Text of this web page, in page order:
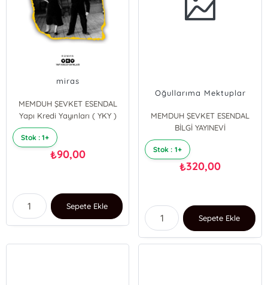
miras
MEMDUH ŞEVKET ESENDAL
Yapı Kredi Yayınları ( YKY )
Stok : 1+
₺90,00
Sepete Ekle
Oğullarıma Mektuplar
MEMDUH ŞEVKET ESENDAL
BİLGİ YAYINEVİ
Stok : 1+
₺320,00
Sepete Ekle